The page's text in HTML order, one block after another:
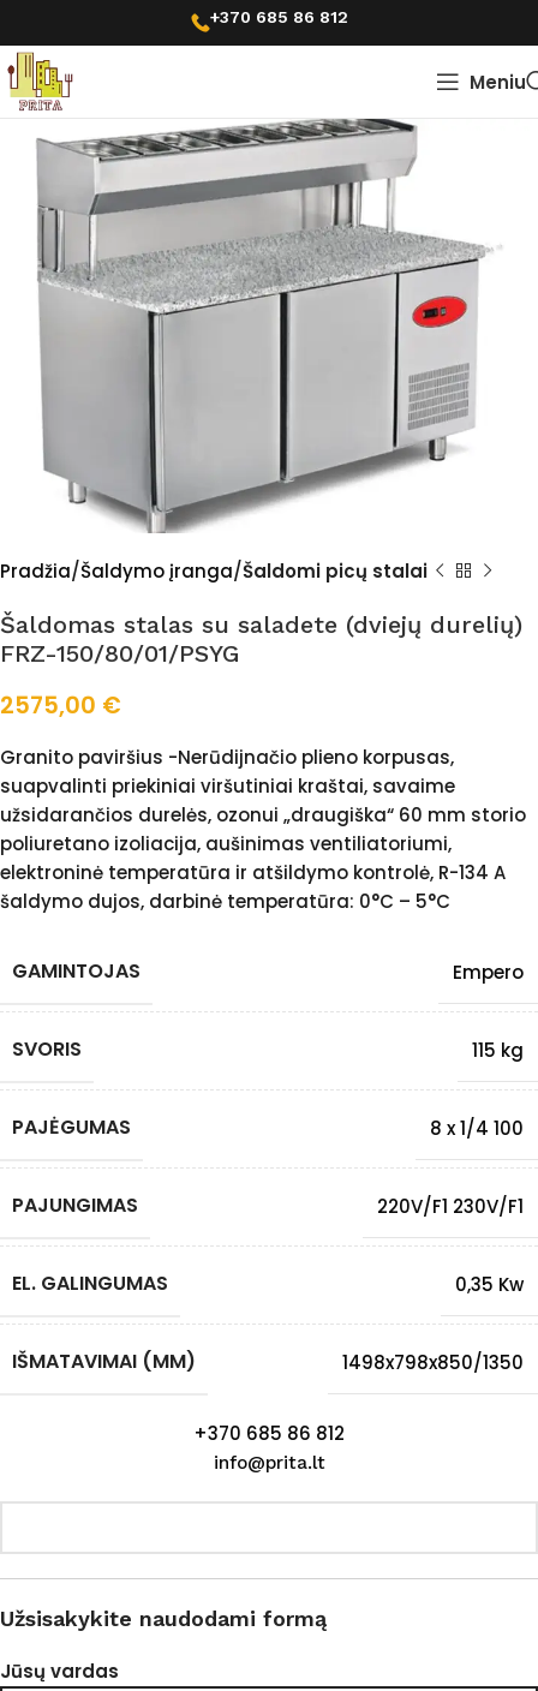
+370 685 86 812
Meniu
Pradžia Šaldymo įranga Šaldomi picų stalai
Šaldomas stalas su saladete (dviejų durelių)
FRZ-150/80/01/PSYG
2575,00 €
Granito paviršius -Nerūdijnačio plieno korpusas,
suapvalinti priekiniai viršutiniai kraštai, savaime
užsidarančios durelės, ozonui „draugiška“ 60 mm storio
poliuretano izoliacija, aušinimas ventiliatoriumi,
elektroninė temperatūra ir atšildymo kontrolė, R-134 A
šaldymo dujos, darbinė temperatūra: 0°C – 5°C
GAMINTOJAS Empero
SVORIS 115 kg
PAJĖGUMAS 8 x 1/4 100
PAJUNGIMAS 220V/F1 230V/F1
EL. GALINGUMAS 0,35 Kw
IŠMATAVIMAI (MM) 1498x798x850/1350
+370 685 86 812
info@prita.lt
Užsisakykite naudodami formą
Jūsų vardas